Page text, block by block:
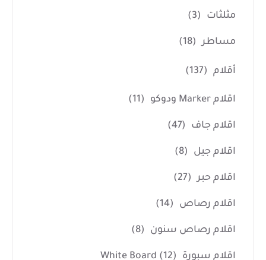
مثلثات (3)
مساطر (18)
أقلام (137)
اقلام Marker ودوكو (11)
اقلام جاف (47)
اقلام جيل (8)
اقلام حبر (27)
اقلام رصاص (14)
اقلام رصاص سنون (8)
اقلام سبورة White Board (12)